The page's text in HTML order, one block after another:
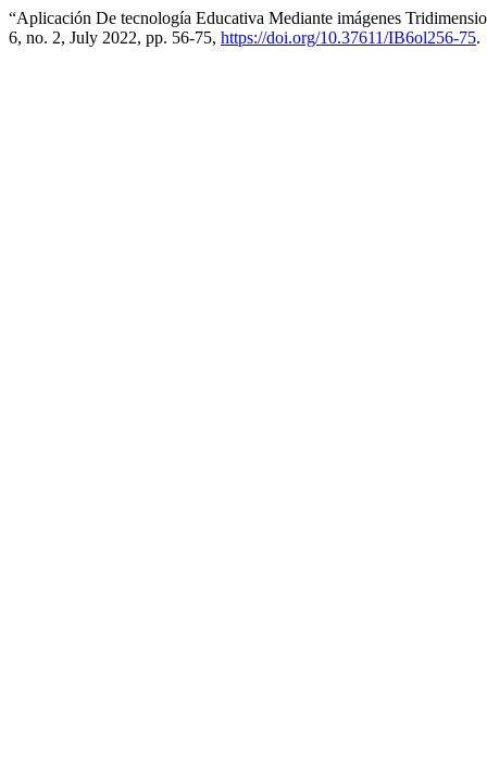
“Aplicación De tecnología Educativa Mediante imágenes
6, no. 2, July 2022, pp. 56-75, https://doi.org/10.37611/IB6ol256-75.